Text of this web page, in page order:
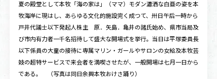
夏の殿堂として本牧「海の家は」（ママ）モダン瀟洒な白亜の姿を本
牧海岸に現はし、あらゆる文化的施設完く成つて、卅日午后一時から
戸井代議士以下発起人株主 原．矢島．亀井の諸氏始め、県市当局及
び市内有力者一千名招待して盛大な開場式を挙行。当日は平塚委員長
以下係員の大童の接待に専属マリン・ガールやサロンの女給及本牧芸
妓の超特サービスで来会者を満喫させたが、一般開場は七月一日から
である。 （写真は同日余興本牧おけさ踊り）